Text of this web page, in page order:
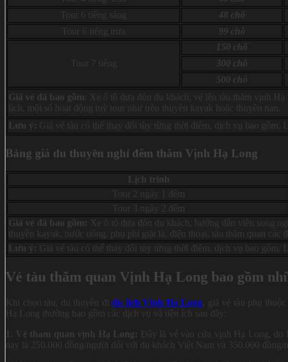
Tour 6 tiếng sáng
48 chỗ
Tour 6 tiếng trưa
99 chỗ
Tour 7 tiếng
150 chỗ
300 chỗ
500 chỗ
Giá vé đã bao gồm : Xe ô tô đưa đón du khách, vé lên tàu thăm vịnh
lịch, một số hoạt động tuỳ tour như trèo thuyền kayak hoặc thuyền nan.
Lưu ý: Giá vé tàu có thể thay đổi tùy từng thời điểm, dịch vụ bao gồm.
Bảng giá du thuyền nghỉ đêm thăm Vịnh Hạ Long
Lịch trình
Tour 2 ngày 1 đêm
Tour 3 ngày 2 đêm
Giá vé đã bao gồm: Xe ô tô đưa đón du khách, hướng dẫn viên song
thuyền kayak, nước uống, phụ phí giặt là, điện thoại, tàu thăm quan các
Lưu ý: Giá vé tàu có thể thay đổi tùy từng thời điểm, dịch vụ bao gồm.
Vé tàu thăm quan Vịnh Hạ Long bao gồm
Khi chọn tàu, du thuyền đidu lịch Vịnh Hạ Long , giá vé tàu phụ
Hạ Long thường bao gồm các dịch vụ và tiện ích sau đây:
1. Vé tham quan vịnh Hạ Long: Đây là vé vào cửa vịnh Hạ Long, do
nay là 250.000 đồng/người đối với du khách Việt Nam và 350.000 đồng/